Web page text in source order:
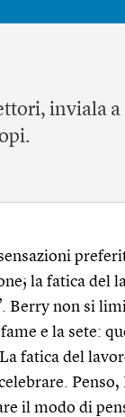
inviala a
la fatica del
Berry non si
e la sete:
fatica del
il modo di